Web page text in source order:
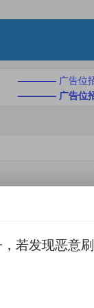
———— 广告位
———— 广告位
若发现恶意